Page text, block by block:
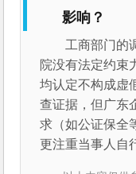
影响？
工商部门的
院没有法定约束
均认定不构成虚
查证据，但广东
求（如公证保全
更注重当事人自